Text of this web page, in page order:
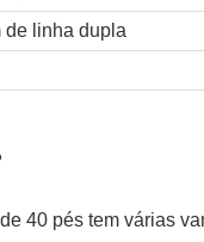
de linha dupla
40 pés tem várias